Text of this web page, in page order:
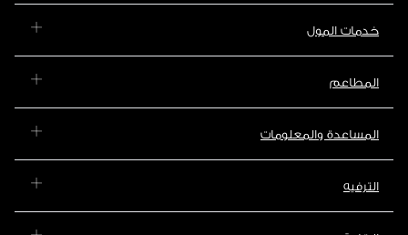
خدمات المول
المطاعم
المساعدة والمعلومات
الترفيه